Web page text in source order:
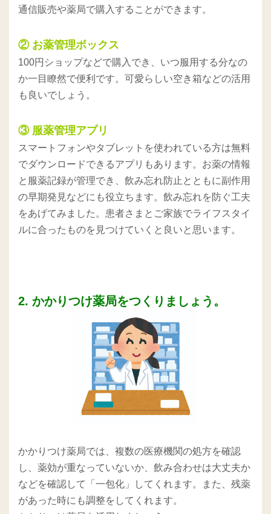
通信販売や薬局で購入することができます。
② お薬管理ボックス
100円ショップなどで購入でき、いつ服用する分なの
か一目瞭然で便利です。可愛らしい空き箱などの活用
も良いでしょう。
③ 服薬管理アプリ
スマートフォンやタブレットを使われている方は無料
でダウンロードできるアプリもあります。お薬の情報
と服薬記録が管理でき、飲み忘れ防止とともに副作用
の早期発見などにも役立ちます。飲み忘れを防ぐ工夫
をあげてみました。患者さまとご家族でライフスタイ
ルに合ったものを見つけていくと良いと思います。
2. かかりつけ薬局をつくりましょう。
かかりつけ薬局では、複数の医療機関の処方を確認
し、薬効が重なっていないか、飲み合わせは大丈夫か
などを確認して「一包化」してくれます。また、残薬
があった時にも調整をしてくれます。